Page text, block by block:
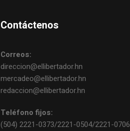
Contáctenos
Correos:
direccion@ellibertador.hn
mercadeo@ellibertador.hn
redaccion@ellibertador.hn
Teléfono fijos:
(504) 2221-0373/2221-0504/2221-0706